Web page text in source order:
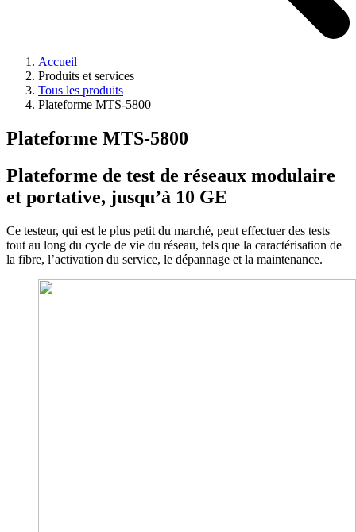
Accueil
Produits et services
Tous les produits
Plateforme MTS-5800
Plateforme MTS-5800
Plateforme de test de réseaux modulaire
et portative, jusqu’à 10 GE
Ce testeur, qui est le plus petit du marché, peut effectuer des tests
tout au long du cycle de vie du réseau, tels que la caractérisation de
la fibre, l’activation du service, le dépannage et la maintenance.